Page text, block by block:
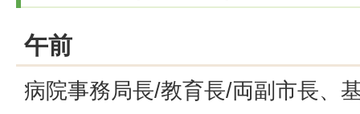
午前
病院事務局長/教育長/両副市長、